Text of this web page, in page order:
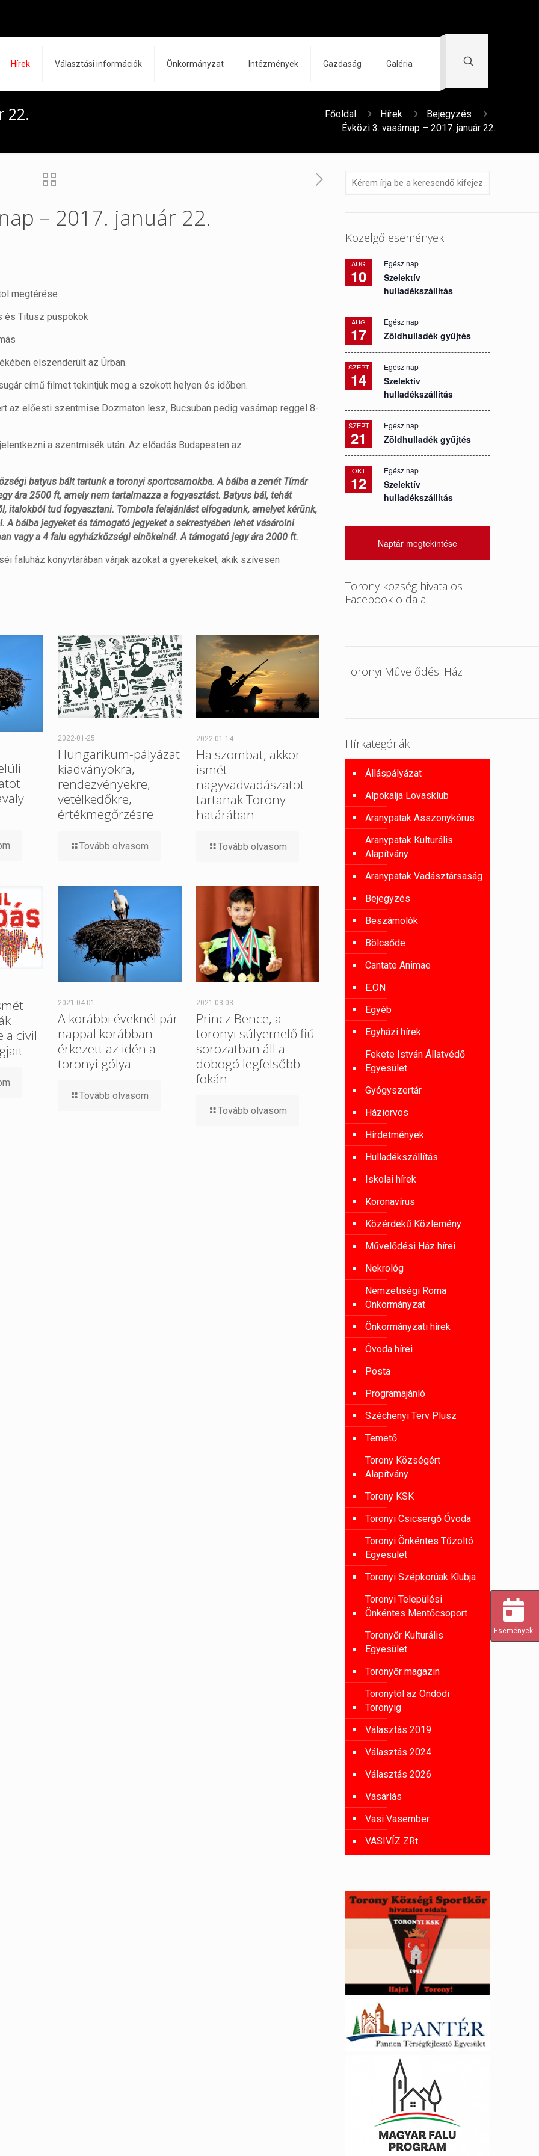
Hírek Választási információk Önkormányzat Intézmények Gazdaság Galéria
22. Főoldal Hírek
Bejegyzés
Évközi 3. vasárnap – 2017. január 22.
– 2017. január 22.
megtérése
és Titusz püspökök
elszenderült az Úrban.
című filmet tekintjük meg a szokott helyen és időben.
az előesti szentmise Dozmaton lesz, Bucsuban pedig vasárnap reggel 8-
a szentmisék után. Az előadás Budapesten az
batyus bált tartunk a toronyi sportcsarnokba. A bálba a zenét Tímár
ára 2500 ft, amely nem tartalmazza a fogyasztást. Batyus bál, tehát
italokból tud fogyasztani. Tombola felajánlást elfogadunk, amelyet kérünk,
A bálba jegyeket és támogató jegyeket a sekrestyében lehet vásárolni
vagy a 4 falu egyházközségi elnökeinél. A támogató jegy ára 2000 ft.
faluház könyvtárában várjak azokat a gyerekeket, akik szívesen
2022-01-25
Hungarikum-pályázat
kiadványokra,
rendezvényekre,
vetélkedőkre,
értékmegőrzésre
Tovább olvasom
2022-01-14
Ha szombat, akkor
ismét
nagyvadvadászatot
tartanak Torony
határában
Tovább olvasom
a civil
2021-04-01
A korábbi éveknél pár
nappal korábban
érkezett az idén a
toronyi gólya
Tovább olvasom
2021-03-03
Princz Bence, a
toronyi súlyemelő fiú
sorozatban áll a
dobogó legfelsőbb
fokán
Tovább olvasom
Közelgő események
AUG
10
Egész nap
Szelektív
hulladékszállítás
AUG
17
Egész nap
Zöldhulladék gyűjtés
SZEPT
14
Egész nap
Szelektív
hulladékszállítás
SZEPT
21
Egész nap
Zöldhulladék gyűjtés
OKT
12
Egész nap
Szelektív
hulladékszállítás
Naptár megtekintése
Torony község hivatalos
Facebook oldala
Toronyi Művelődési Ház
Hírkategóriák
Álláspályázat
Alpokalja Lovasklub
Aranypatak Asszonykórus
Aranypatak Kulturális
Alapítvány
Aranypatak Vadásztársaság
Bejegyzés
Beszámolók
Bölcsőde
Cantate Animae
E.ON
Egyéb
Egyházi hírek
Fekete István Állatvédő
Egyesület
Gyógyszertár
Háziorvos
Hirdetmények
Hulladékszállítás
Iskolai hírek
Koronavírus
Közérdekű Közlemény
Művelődési Ház hírei
Nekrológ
Nemzetiségi Roma
Önkormányzat
Önkormányzati hírek
Óvoda hírei
Posta
Programajánló
Széchenyi Terv Plusz
Temető
Torony Községért
Alapítvány
Torony KSK
Toronyi Csicsergő Óvoda
Toronyi Önkéntes Tűzoltó
Egyesület
Toronyi Szépkorúak Klubja
Toronyi Települési
Önkéntes Mentőcsoport
Toronyőr Kulturális
Egyesület
Toronyőr magazin
Toronytól az Ondódi
Toronyig
Választás 2019
Választás 2024
Választás 2026
Vásárlás
Vasi Vasember
VASIVÍZ ZRt.
Események